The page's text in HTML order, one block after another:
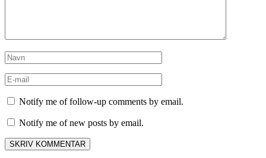
Notify me of follow-up comments by email.
Notify me of new posts by email.